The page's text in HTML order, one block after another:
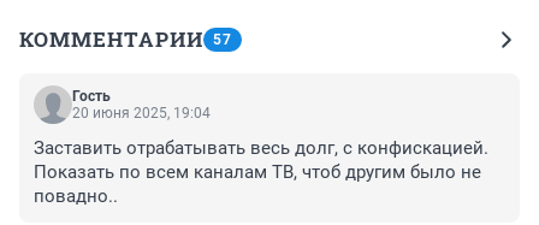
КОММЕНТАРИИ 57
Гость
20 июня 2025, 19:04
Заставить отрабатывать весь долг, с конфискацией.
Показать по всем каналам ТВ, чтоб другим было не
повадно..